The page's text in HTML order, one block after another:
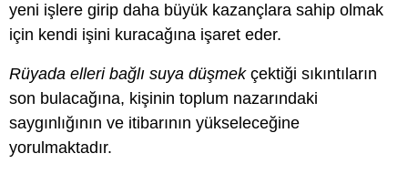
yeni işlere girip daha büyük kazançlara sahip olmak
için kendi işini kuracağına işaret eder.
Rüyada elleri bağlı suya düşmekçektiği sıkıntıların
son bulacağına, kişinin toplum nazarındaki
saygınlığının ve itibarının yükseleceğine
yorulmaktadır.